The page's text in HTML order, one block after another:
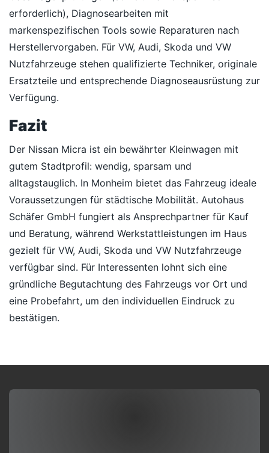
erforderlich), Diagnosearbeiten mit
markenspezifischen Tools sowie Reparaturen nach
Herstellervorgaben. Für VW, Audi, Skoda und VW
Nutzfahrzeuge stehen qualifizierte Techniker, originale
Ersatzteile und entsprechende Diagnoseausrüstung zur
Verfügung.
Fazit
Der Nissan Micra ist ein bewährter Kleinwagen mit
gutem Stadtprofil: wendig, sparsam und
alltagstauglich. In Monheim bietet das Fahrzeug ideale
Voraussetzungen für städtische Mobilität. Autohaus
Schäfer GmbH fungiert als Ansprechpartner für Kauf
und Beratung, während Werkstattleistungen im Haus
gezielt für VW, Audi, Skoda und VW Nutzfahrzeuge
verfügbar sind. Für Interessenten lohnt sich eine
gründliche Begutachtung des Fahrzeugs vor Ort und
eine Probefahrt, um den individuellen Eindruck zu
bestätigen.